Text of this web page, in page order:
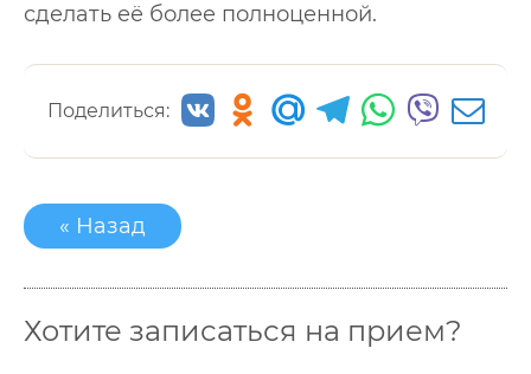
сделать её более полноценной.
Поделиться:
« Назад
Хотите записаться на прием?